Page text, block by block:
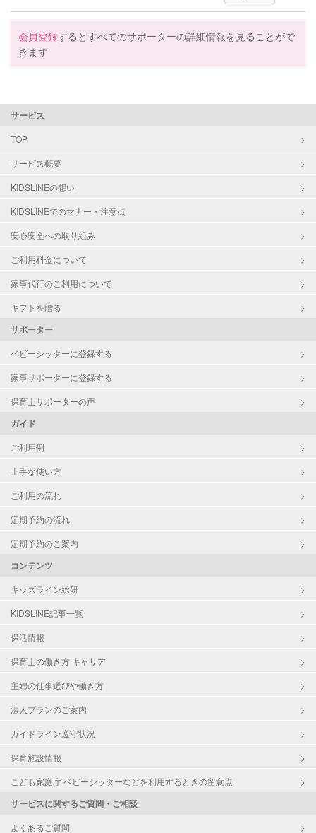
サポートの特徴
資格
学校/塾の補習・宿題
対応科目
会員登録するとすべてのサポーターの詳細情報を見ることがで
きます
サービス
TOP
サービス概要
KIDSLINEの想い
KIDSLINEでのマナー・注意点
安心安全への取り組み
ご利用料金について
家事代行のご利用について
ギフトを贈る
サポーター
ベビーシッターに登録する
家事サポーターに登録する
保育士サポーターの声
ガイド
ご利用例
上手な使い方
ご利用の流れ
定期予約の流れ
定期予約のご案内
コンテンツ
キッズライン総研
KIDSLINE記事一覧
保活情報
保育士の働き方 キャリア
主婦の仕事選びや働き方
法人プランのご案内
ガイドライン遵守状況
保育施設情報
こども家庭庁 ベビーシッターなどを利用するときの留意点
サービスに関するご質問・ご相談
よくあるご質問